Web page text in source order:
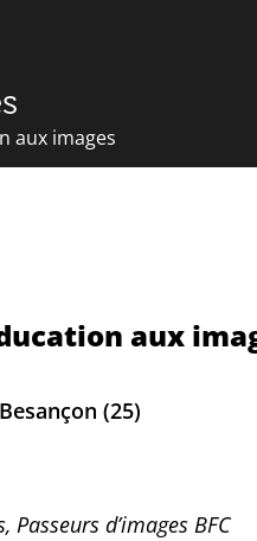
aux images
aux
(25)
Passeurs d’images BFC